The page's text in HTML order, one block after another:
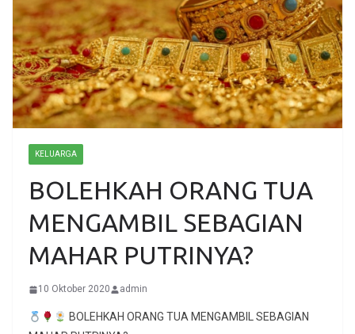
KELUARGA
BOLEHKAH ORANG TUA
MENGAMBIL SEBAGIAN
MAHAR PUTRINYA?
10 Oktober 2020 admin
BOLEHKAH ORANG TUA MENGAMBIL SEBAGIAN